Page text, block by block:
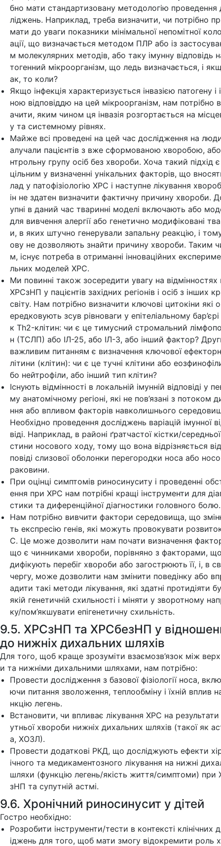
бно мати стандартизовану методологію проведення
ліджень. Наприклад, треба визначити, чи потрібно
мати до уваги показники мінімальної непомітної
ації, що визначається методом ПЛР або із
м молекулярних методів, або таку імунну відповідь
тогенний мікроорганізм, що ледь визначається, і
ак, то коли?
Якщо інфекція характеризується інвазією патогену і
ною відповіддю на цей мікроорганізм, нам потрібно
ачити, яким чином ця інвазія розгортається на
у та системному рівнях.
Майже всі проведені на цей час дослідження на
алучали пацієнтів з вже сформованою хворобою,
нтрольну групу осіб без хвороби. Хоча такий підхід
цільним у визначенні унікальних факторів, що
лад у патофізіологію ХРС і наступне лікування
ін не здатен визначити фактичну причину хвороби.
упні в даний час тваринні моделі включають або
для вивчення алергії або генетично модифіковані
и, в яких штучно генерували запальну реакцію, і
ову не дозволяють знайти причину хвороби. Таким
м, існує потреба в отриманні інноваційних
льних моделей ХРС.
Ми повинні також зосередити увагу на відмінностях
ХРСзНП у пацієнтів західних регіонів і осіб з інших
світу. Нам потрібно визначити ключові цитокіни які
ередковують зсув рівноваги у епітеліальному бар’єрі
к Th2-клітин: чи є це тимусний стромальний
н (ТСЛП) або ІЛ-25, або ІЛ-3, або інший фактор?
важливим питанням є визначення ключової
літини (клітин): чи є це тучні клітини або
бо нейтрофіли, або інший тип клітин?
Існують відмінності в локальній імунній відповіді у
му анатомічному регіоні, які не пов’язані з потоком
ння або впливом факторів навколишнього
Необхідно проведення досліджень варіацій імунної
віді. Наприклад, в районі ґратчастої кістки/
стини носового ходу, тому що вона відрізняється
повіді слизової оболонки перегородки носа або
раковини.
При оцінці симптомів риносинуситу і проведенні
ення при ХРС нам потрібні кращі інструменти для
стики та диференційної діагностики головного болю.
Нам потрібно вивчити фактори середовища, що
ть експресію генів, які можуть провокувати
С. Це може дозволити нам почати визначення
що є чинниками хвороби, порівняно з факторами,
дифікують перебіг хвороби або загострюють її, і, в
чергу, може дозволити нам змінити поведінку або
адити такі методи лікування, які здатні протидіяти
якій генетичній схильності і міняти у зворотному
ку/пом’якшувати епігенетичну схильність.
9.5. ХРСзНП та ХРСбезНП у
до нижніх дихальних шляхів
Для того, щоб краще зрозуміти взаємозв’язок між
и та нижніми дихальними шляхами, нам потрібно:
Провести дослідження з базової фізіології носа,
ючи питання зволоження, теплообміну і їхній вплив
нкцію легень.
Встановити, чи впливає лікування ХРС на результати
утньої хвороби нижніх дихальних шляхів (такої як
а, ХОЗЛ).
Провести додаткові РКД, що досліджують ефекти
ічного та медикаментозного лікування на нижні
шляхи (функцію легень/якість життя/симптоми) при
зНП та супутній астмі.
9.6. Хронічний риносинусит у дітей
Гостро необхідно:
Розробити інструменти/тести в контексті клінічних
іджень для того, щоб мати змогу відокремити роль